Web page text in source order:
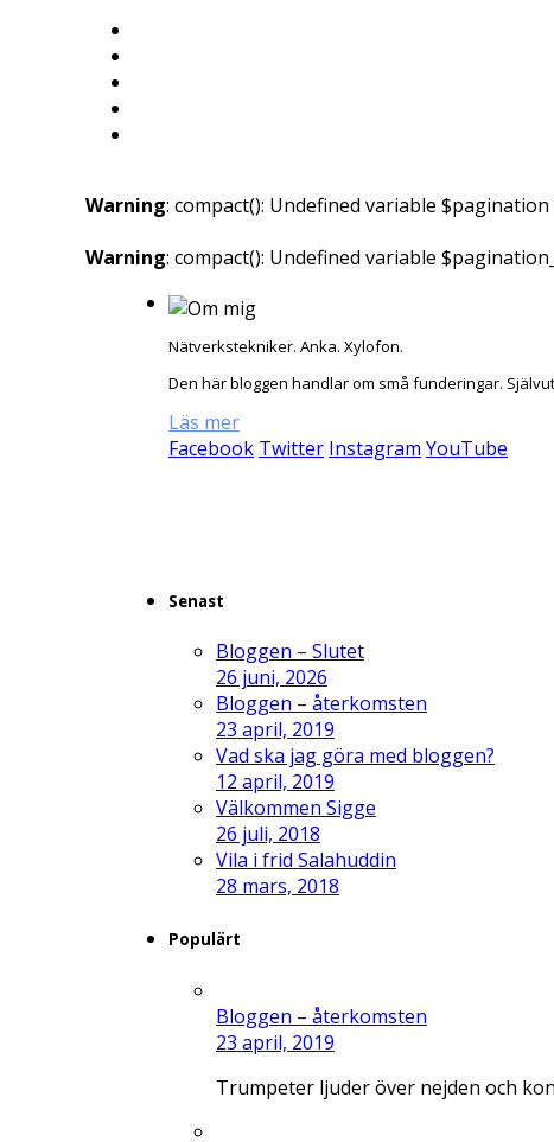
Warning: compact(): Undefined variable $pagination
Warning: compact(): Undefined variable
Nätverkstekniker. Anka. Xylofon.
Den här bloggen handlar om små funderingar.
Läs mer
Facebook Twitter Instagram YouTube
Senast
Bloggen – Slutet
26 juni, 2026
Bloggen – återkomsten
23 april, 2019
Vad ska jag göra med bloggen?
12 april, 2019
Välkommen Sigge
26 juli, 2018
Vila i frid Salahuddin
28 mars, 2018
Populärt
Bloggen – återkomsten
23 april, 2019
Trumpeter ljuder över nejden och